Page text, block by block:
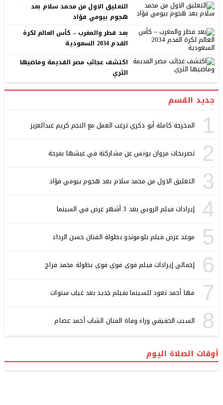
التعليق الاول من محمد سلام بعد
هجوم بيومي فؤاد
بعد قطر والمغرب – كأس العالم لكرة
القدم 2034 السعودية
اكتشف عجائب مصر القديمة وماضيها
الثري
جديد القسم
1 المخرجة كاملة أبو ذكري ترغب العمل مع النجم كريم عبدالعزيز
2 تصريحات مروان يونس عن مشاركتة في عيشها بفرحة
3 التعليق الاول من محمد سلام بعد هجوم بيومي فؤاد
4 إيرادات فيلم الروبي بعد 3 أشهر عرض في السينما
5 موعد عرض فيلم بلوموندو بطولة الفنان حسن الرداد
6 إجمالي إيرادات فيلم فوي فوي فوي بطولة محمد فراج
7 مها أحمد تعود للسينما بفيلم جديد بعد غياب سنوات
8 السبب الحقيقي وراء وفاة الفنان الشاب أحمد عصام
أوقات الصلاة اليوم